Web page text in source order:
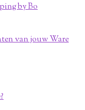
by Bo
van jouw Ware